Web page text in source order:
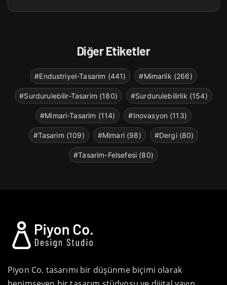
Diğer Etiketler
#Endustriyel-Tasarim (441) #Mimarlik (266)
#Surdurulebilir-Tasarim (180) #Surdurulebilirlik (154)
#Mimari-Tasarim (114) #Inovasyon (113)
#Tasarim (109) #Mimari (98) #Dergi (80)
#Tasarim-Felsefesi (80)
Piyon Co. tasarımı bir düşünme biçimi olarak